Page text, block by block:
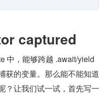
captured
中，能够跨越 .await/yield
获的变量。那么能不能知道
？让我们试一试，首先写一